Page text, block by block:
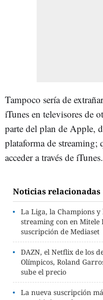
Tampoco sería de
iTunes en televisores de
parte del plan de Apple,
plataforma de streaming;
acceder a través de iTunes.
Noticias relacionadas
La Liga, la Champions
streaming con en Mitele
suscripción de Mediaset
DAZN, el Netflix de los
Olímpicos, Roland
sube el precio
La nueva suscripción